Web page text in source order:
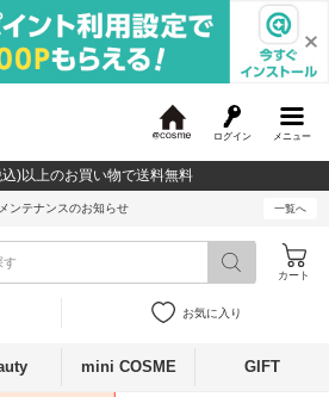
メニュー
ログイン
c
o
)以上のお買い物で送料無料
メンテナンスのお知らせ 一覧へ
す
カート
お気に入り
mini COSME GIFT